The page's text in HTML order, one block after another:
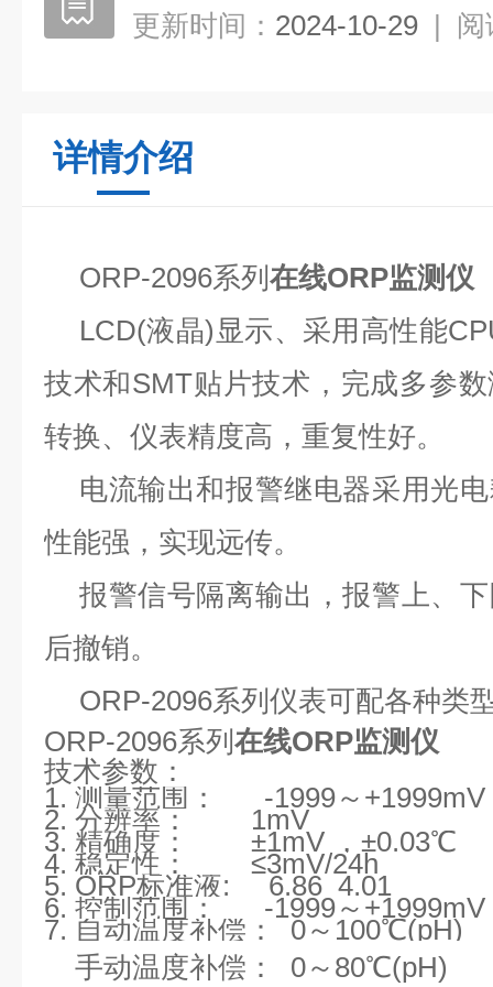
更新时间： 2024-10-29 | 阅
详情介绍
ORP-2096系列 在线ORP监测仪
LCD(液晶)显示、采用高性能
技术和SMT贴片技术，完成多参
转换、仪表精度高，重复性好。
电流输出和报警继电器采用光
性能强，实现远传。
报警信号隔离输出，报警上、
后撤销。
ORP-2096系列仪表可配各种类
ORP-2096系列 在线ORP监测仪
技术参数 ：
1. 测量范围： -1999～+1999mV
2. 分辨率： 1mV
3. 精确度： ±1mV ，±0.03℃
4. 稳定性： ≤3mV/24h
5. ORP标准液: 6.86 4.01
6. 控制范围： -1999～+1999mV
7. 自动温度补偿： 0～ 100℃(pH)
手动温度补偿：
0～ 80℃(pH)